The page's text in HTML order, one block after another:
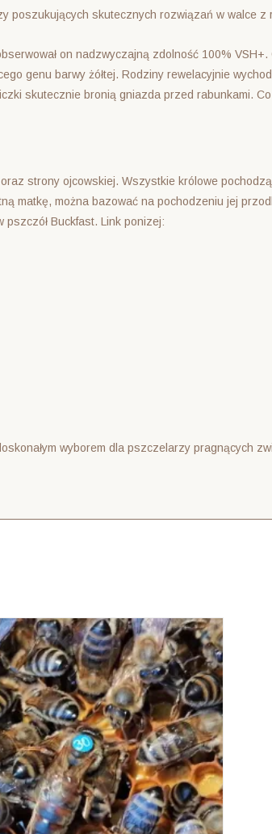
poszukujących skutecznych rozwiązań w walce
on nadzwyczajną zdolność 100%
genu barwy żółtej. Rodziny rewelacyjnie
skutecznie bronią gniazda przed rabunkami.
strony ojcowskiej. Wszystkie królowe
matkę, można bazować na pochodzeniu jej
Buckfast. Link ponizej:
wyborem dla pszczelarzy pragnących